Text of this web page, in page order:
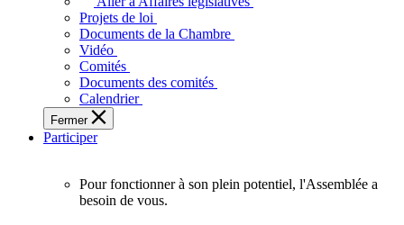
touchent
des
Ontariennes
et
Projets de loi
Documents de la Chambre
Vidéo
Comités
Documents des comités
Calendrier
Fermer
Participer
Pour fonctionner à son plein potentiel, l'Assemblée a
besoin de vous.